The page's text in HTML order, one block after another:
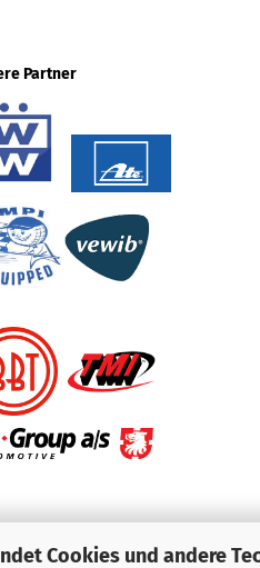
Cookies und andere
Partner